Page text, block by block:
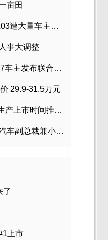
亩田
无法按时提车！！长安深蓝SL03遭大量车主投诉
事大调整
权益“缩水”、虚假宣传？智己L7车主发布联合维权声明
29.9-31.5万元
特斯拉将Cybertruck电动货车生产上市时间推迟到2023年初
小米集团任命于立国担任小米汽车副总裁兼小米汽车北京总部政委
了
上市